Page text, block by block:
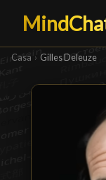
Casa › Gilles Deleuze